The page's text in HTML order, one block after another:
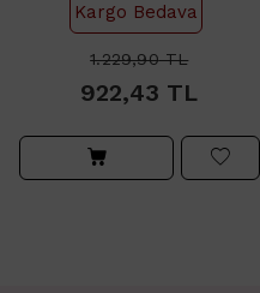
Kargo Bedava
1.229,90TL
922,43 TL